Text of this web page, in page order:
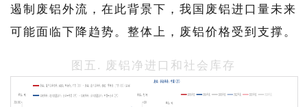
遏制废铝外流，在此背景下，我国废铝进口量未来
可能面临下降趋势。整体上，废铝价格受到支撑。
图五. 废铝净进口和社会库存